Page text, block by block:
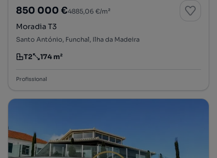
850 000 €4885,06 €/m²
Moradia T3
Santo António, Funchal, Ilha da Madeira
Tipologia
T2
Preço por metro quadrado
174 m²
Profissional